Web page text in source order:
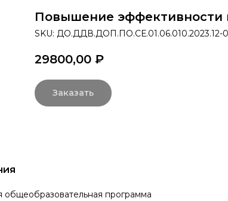
Повышение эффективности
SKU: ДО.ДДВ.ДОП.ПО.СЕ.01.06.010.2023.12-
29800,00 ₽
Заказать
общеобразовательная программа